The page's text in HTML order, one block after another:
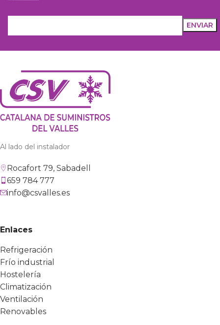
Al lado del instalador
Rocafort 79, Sabadell
659 784 777
info@csvalles.es
Enlaces
Refrigeración
Frío industrial
Hostelería
Climatización
Ventilación
Renovables